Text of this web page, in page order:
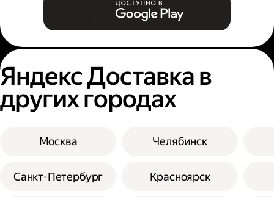
Яндекс Доставка в
других городах
Москва
Санкт-Петербург
Челябинск
Красноярск